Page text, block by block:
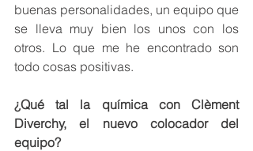
buenas personalidades, un equipo que
se lleva muy bien los unos con los
otros. Lo que me he encontrado son
todo cosas positivas.
¿Qué tal la química con Clèment
Diverchy, el nuevo colocador del
equipo?